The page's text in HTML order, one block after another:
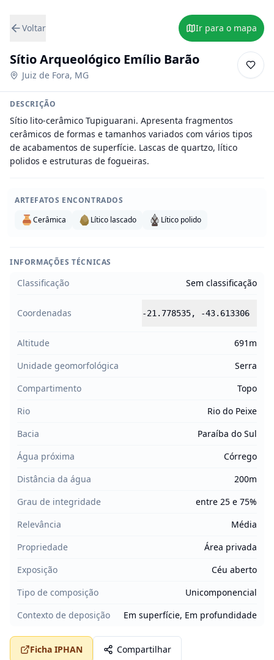
Voltar Ir para o mapa
Sítio Arqueológico Emílio Barão
Juiz de Fora, MG
DESCRIÇÃO
Sítio lito-cerâmico Tupiguarani. Apresenta fragmentos
cerâmicos de formas e tamanhos variados com vários tipos
de acabamentos de superfície. Lascas de quartzo, lítico
polidos e estruturas de fogueiras.
ARTEFATOS ENCONTRADOS
Cerâmica
Lítico lascado Lítico polido
INFORMAÇÕES TÉCNICAS
Classificação Sem classificação
Coordenadas -21.778535, -43.613306
Altitude
691m
Unidade geomorfológica
Serra
Compartimento
Topo
Rio
Rio do Peixe
Bacia
Paraíba do Sul
Água próxima
Córrego
Distância da água
200m
Grau de integridade
entre 25 e 75%
Relevância
Média
Propriedade
Área privada
Exposição
Céu aberto
Tipo de composição
Unicomponencial
Contexto de deposição
Em superfície, Em profundidade
Ficha IPHAN Compartilhar